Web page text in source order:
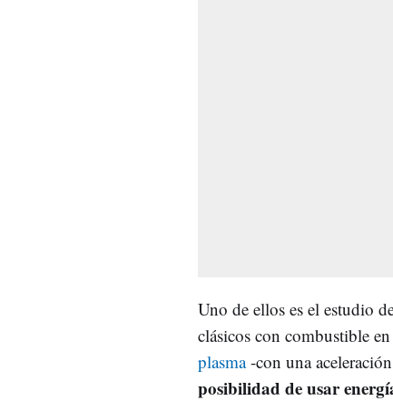
Uno de ellos es el estudio
clásicos con combustible
plasma-con una
posibilidad de usar